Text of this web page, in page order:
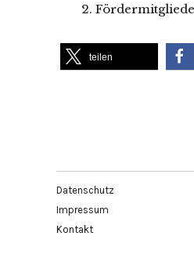
teilen
Datenschutz
Impressum
Kontakt